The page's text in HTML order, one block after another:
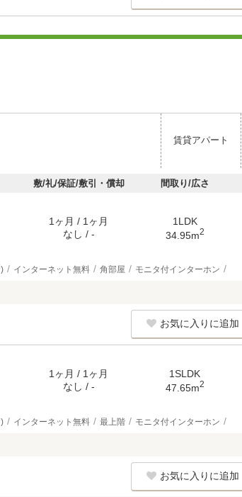
賃貸アパート
敷/礼/保証/敷引・償却 間取り/広さ
1ヶ月 / 1ヶ月
なし / -
1LDK
34.95m2
インターネット無料 角部屋 モニタ付インターホン
お気に入りに追加
1ヶ月 / 1ヶ月
なし / -
1SLDK
47.65m2
インターネット無料 最上階 モニタ付インターホン
お気に入りに追加